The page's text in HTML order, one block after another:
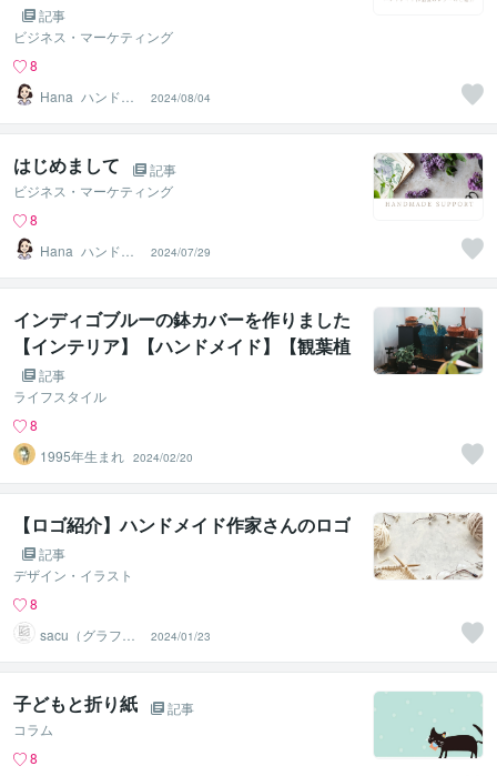
記事
ビジネス・マーケティング
8
Hana_ハンドメ
イドサポート
2024/08/04
はじめまして
記事
ビジネス・マーケティング
8
Hana_ハンドメ
イドサポート
2024/07/29
インディゴブルーの鉢カバーを作りました
【インテリア】【ハンドメイド】【観葉植
物】記事
ライフスタイル
8
1995年生まれ 2024/02/20
【ロゴ紹介】ハンドメイド作家さんのロゴ
記事
デザイン・イラスト
8
sacu（グラフィ
ックデザイナ
ー）
2024/01/23
子どもと折り紙
記事
コラム
8